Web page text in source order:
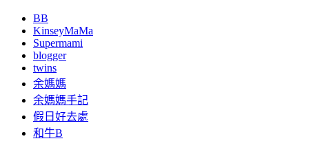
BB
KinseyMaMa
Supermami
blogger
twins
余媽媽
余媽媽手記
假日好去處
和牛B